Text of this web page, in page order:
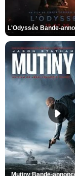
Mutiny Bande-